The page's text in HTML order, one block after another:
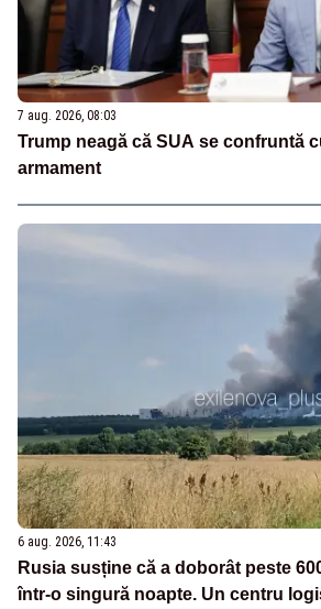
7 aug. 2026, 08:03
Trump neagă că SUA se confruntă
armament
6 aug. 2026, 11:43
Rusia susține că a doborât peste
într-o singură noapte. Un centru